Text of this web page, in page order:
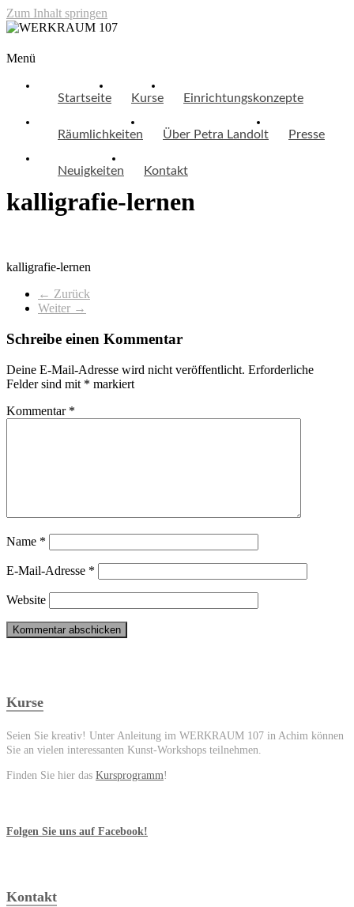
Zum Inhalt springen
WERKRAUM 107
Menü
Startseite Kurse Einrichtungskonzepte
Räumlichkeiten Über Petra Landolt Presse
Neuigkeiten Kontakt
kalligrafie-lernen
kalligrafie-lernen
← Zurück
Weiter →
Schreibe einen Kommentar
Deine E-Mail-Adresse wird nicht veröffentlicht. Erforderliche
Felder sind mit * markiert
Kommentar *
Name *
E-Mail-Adresse *
Website
Kurse
Seien Sie kreativ! Unter Anleitung im WERKRAUM 107 in Achim können
Sie an vielen interessanten Kunst-Workshops teilnehmen.
Finden Sie hier das Kursprogramm!
Folgen Sie uns auf Facebook!
Kontakt